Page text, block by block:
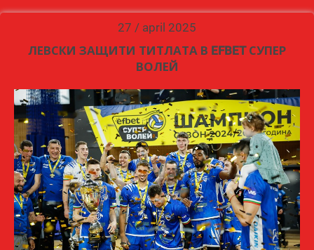
27 / april 2025
ЛЕВСКИ ЗАЩИТИ ТИТЛАТА В EFBET СУПЕР
ВОЛЕЙ